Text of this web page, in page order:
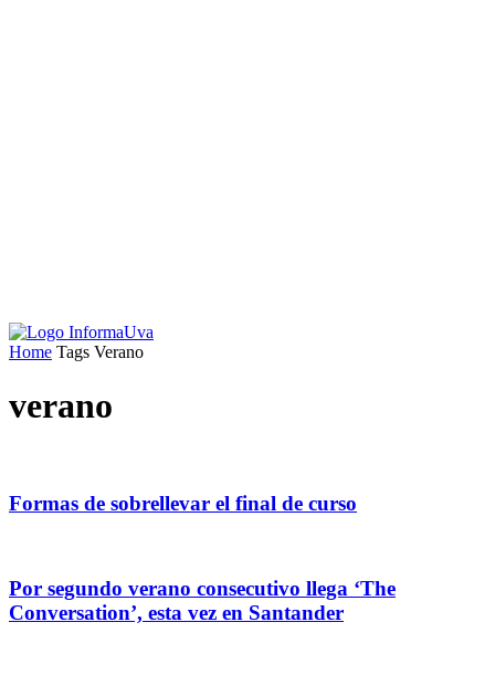
Home Tags Verano
verano
Formas de sobrellevar el final de curso
Por segundo verano consecutivo llega ‘The
Conversation’, esta vez en Santander